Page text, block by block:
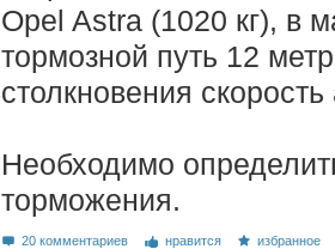
Opel Astra (1020 кг), в
тормозной путь 12
столкновения
Необходимо
торможения.
20 комментариев нравится избранное